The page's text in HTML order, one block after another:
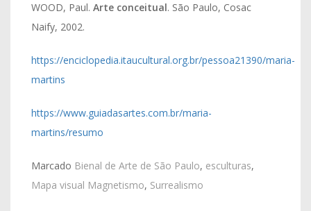
WOOD, Paul. Arte conceitual. São Paulo, Cosac
Naify, 2002.
https://enciclopedia.itaucultural.org.br/pessoa21390/maria-
martins
https://www.guiadasartes.com.br/maria-
martins/resumo
Marcado Bienal de Arte de São Paulo, esculturas,
Mapa visual Magnetismo, Surrealismo